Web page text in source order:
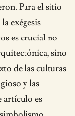
Para el sitio
exégesis
es crucial no
sino
de las culturas
y las
artículo es